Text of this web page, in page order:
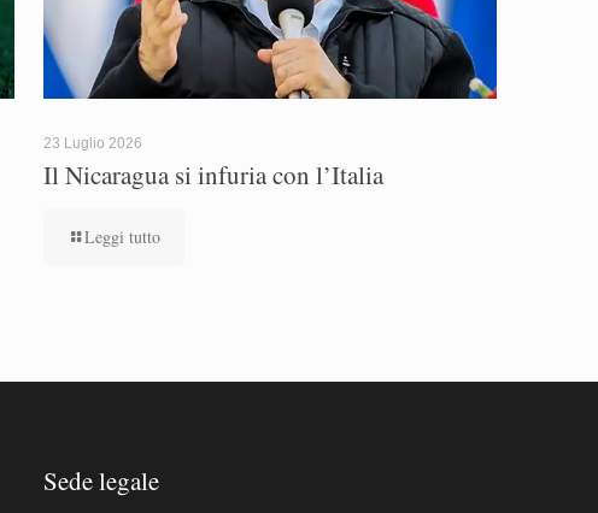
23 Luglio 2026
Il Nicaragua si infuria con l’Italia
Leggi tutto
Sede legale